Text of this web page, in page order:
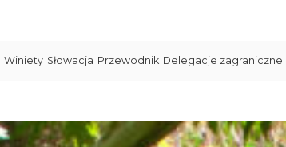
Winiety Słowacja Przewodnik Delegacje zagraniczne